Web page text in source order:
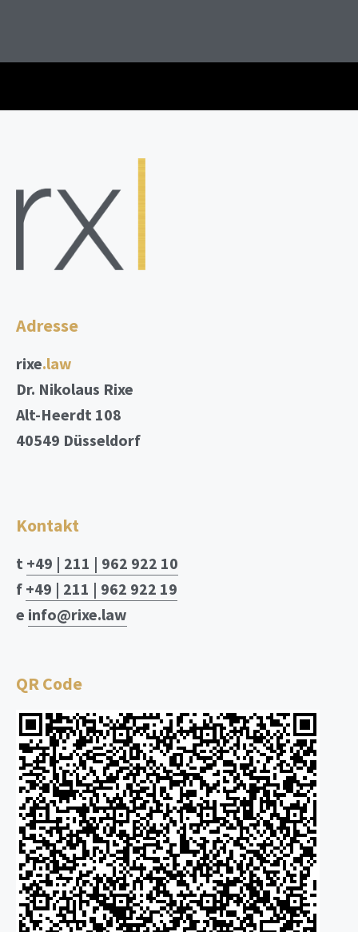
Adresse
rixe.law
Dr. Nikolaus Rixe
Alt-Heerdt 108
40549 Düsseldorf
Kontakt
t +49 | 211 | 962 922 10
f +49 | 211 | 962 922 19
e info@rixe.law
QR Code